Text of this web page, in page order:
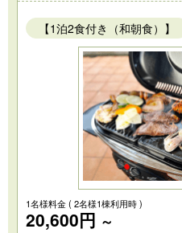
【1泊2食付き（和朝食）】
1名様料金( 2名様1棟利用時 )
20,600円 ～